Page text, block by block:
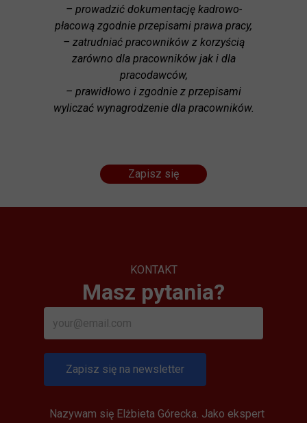
Zapisz się
– prowadzić dokumentację kadrowo-
płacową zgodnie przepisami prawa pracy,
– zatrudniać pracowników z korzyścią
zarówno dla pracowników jak i dla
pracodawców,
– prawidłowo i zgodnie z przepisami
wyliczać wynagrodzenie dla pracowników.
KONTAKT
Masz pytania?
Zapisz się na newsletter
Nazywam się Elżbieta Górecka. Jako ekspert